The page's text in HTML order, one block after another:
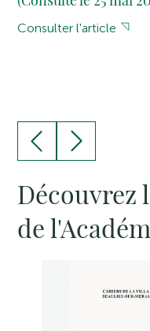
Consulter l'article
Découvrez
de